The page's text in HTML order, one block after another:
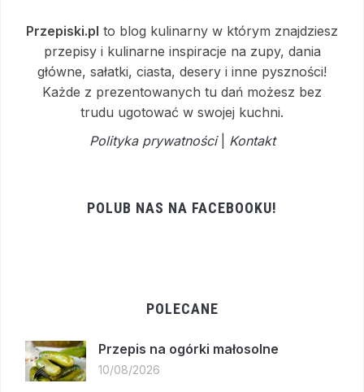
Przepiski.pl to blog kulinarny w którym znajdziesz
przepisy i kulinarne inspiracje na zupy, dania
główne, sałatki, ciasta, desery i inne pyszności!
Każde z prezentowanych tu dań możesz bez
trudu ugotować w swojej kuchni.
Polityka prywatności| Kontakt
POLUB NAS NA FACEBOOKU!
POLECANE
Przepis na ogórki małosolne
10/08/2026